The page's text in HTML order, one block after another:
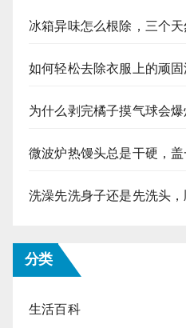
冰箱异味怎么根除，三个
如何轻松去除衣服上的顽固
为什么剥完橘子摸气球会爆
微波炉热馒头总是干硬，
洗澡先洗身子还是先洗头
分类
生活百科